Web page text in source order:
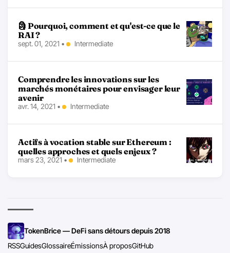
🗿 Pourquoi, comment et qu'est-ce que le
RAI ?
sept. 01, 2021 • Intermediate
Comprendre les innovations sur les
marchés monétaires pour envisager leur
avenir
avr. 14, 2021 • Intermediate
Actifs à vocation stable sur Ethereum :
quelles approches et quels enjeux ?
mars 23, 2021 • Intermediate
TokenBrice — DeFi sans détours depuis 2018
RSSGuidesGlossaireÉmissionsÀ proposGitHub